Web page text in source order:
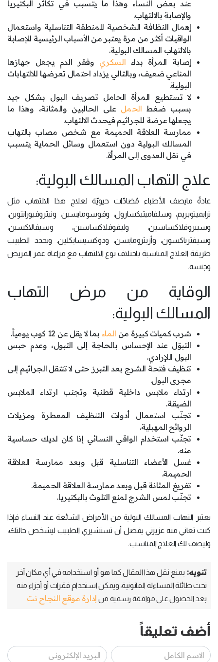
عند بعض النساء وهذا ما يتسبب في تكاثر البكتيريا
والإصابة بالالتهاب.
إهمال النظافة الشخصية للمنطقة التناسلية واستعمال
الواقيات أكثر من مرة يعتبر من الأسباب الرئيسية للإصابة
بالالتهاب المسالك البولية.
إصابة المرأة بداء السكري وفقر الدم يجعل جهازها
المناعي ضعيف، وبالتالي يزداد احتمال تعرضها للالتهابات
البولية.
لا تستطيع المرأة الحامل تصريف البول بشكل جيد
بسبب ضغط الحمل على الحالبين والمثانة، وهذا ما
يجعلها عرضة للجراثيم فيحدث الالتهاب.
ممارسة العلاقة الحميمة مع شخص مصاب بالتهاب
المسالك البولية دون استعمال وسائل الحماية يتسبب
في نقل العدوى إلى المرأة.
علاج التهاب المسالك البولية:
عادةً مايصف الأطباء مُضادّات حيويّة لعلاج هذا الالتهاب مثل
ترايميثوبريم، وسلفاميثيكسازول، وفوسومايسين، ونيتروفيورانتوين،
وسيبروفلاكساسين، وليفوفلاكساسين، وسيفالاكسين،
وسيفترياكسون، وأزيثرومايسن، ودوكسيسايكلين. ويحدد الطبيب
طريقة العلاج المناسبة باختلاف نوع الالتهاب مع مراعاة عمر المريض
وجنسه.
الوقاية من مرض التهاب
المسالك البولية:
شرب كميات كبيرة من الماء بما لا يقل عن 12 كوب يومياً.
التبوّل عند الإحساس بالحاجة إلى التبول، وعدم حبس
البول اللإرادي.
تنظيف فتحة الشرج بعد التبرز حتى لا تنتقل الجراثيم إلى
مجرى البول.
ارتداء ملابس داخلية قطنية وتجنب ارتداء الملابس
الضيقة.
تجنّب استعمال أدوات التنظيف المعطرة ومزيلات
الروائح المهبلية.
تجنّب استخدام الواقي النسائي إذا كان لديك حساسية
منه.
غسل الأعضاء التناسلية قبل وبعد ممارسة العلاقة
الحميمة.
تفريغ المثانة قبل وبعد ممارسة العلاقة الحميمة.
تجنّب لمس الشرج لمنع التلوث بالبكتيريا.
يعتبر التهاب المسالك البولية من الأمراض الشائعة عند النساء فإذا
كنت تعاني منه عزيزتي يفضل أن تستشيري الطبيب ليشخص حالتك،
وليصف لك العلاج المناسب.
تنويه: يمنع نقل هذا المقال كما هو أو استخدامه في أي مكان آخر
تحت طائلة المساءلة القانونية، ويمكن استخدام فقرات أو أجزاء منه
بعد الحصول على موافقة رسمية من إدارة موقع النجاح نت
أضف تعليقاً